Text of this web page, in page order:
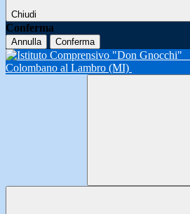
Chiudi
Conferma
Annulla Conferma
Colombano al Lambro (MI)